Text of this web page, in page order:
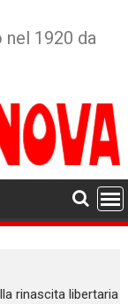
1920 da
rinascita libertaria